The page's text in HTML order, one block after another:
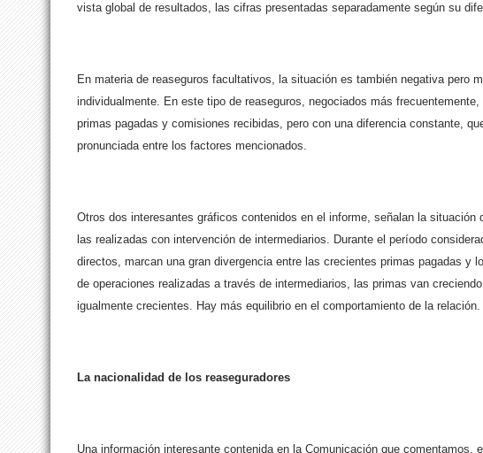
vista global de resultados, las cifras presentadas separadamente según su
En materia de reaseguros facultativos, la situación es también negativa pero
individualmente. En este tipo de reaseguros, negociados más
primas pagadas y comisiones recibidas, pero con una diferencia constante,
pronunciada entre los factores mencionados.
Otros dos interesantes gráficos contenidos en el informe, señalan la
las realizadas con intervención de intermediarios. Durante el período
directos, marcan una gran divergencia entre las crecientes primas pagadas
de operaciones realizadas a través de intermediarios, las primas van
igualmente crecientes. Hay más equilibrio en el comportamiento de la relación.
La nacionalidad de los reaseguradores
Una información interesante contenida en la Comunicación que comentamos,